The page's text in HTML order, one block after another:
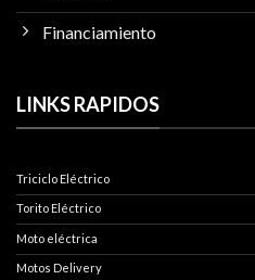
Financiamiento
LINKS RAPIDOS
Triciclo Eléctrico
Torito Eléctrico
Moto eléctrica
Motos Delivery